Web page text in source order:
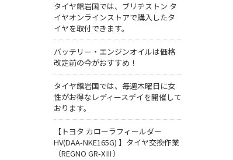
タイヤ館岩国では、ブリヂストン タ
イヤオンラインストアで購入したタ
イヤを取付できます。
バッテリー・エンジンオイルは価格
改定前の今がおすすめ！
タイヤ館岩国では、毎週木曜日に女
性がお得なレディースデイを開催して
おります。
【トヨタ カローラフィールダー
HV(DAA-NKE165G) 】タイヤ交換作業
（REGNO GR-XⅢ）